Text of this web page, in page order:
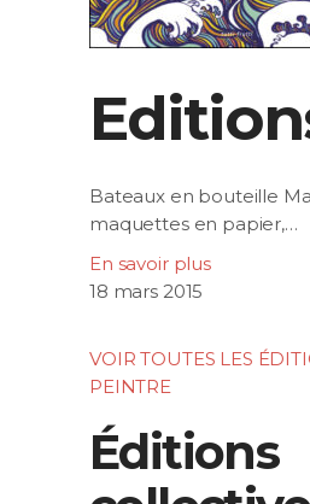
Bateaux en bouteille
maquettes en papier,…
En savoir plus
18 mars 2015
VOIR TOUTES LES
PEINTRE
Éditions